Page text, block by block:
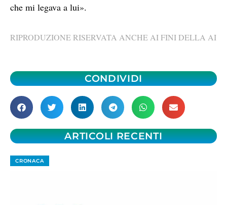
che mi legava a lui».
RIPRODUZIONE RISERVATA ANCHE AI FINI DELLA AI
CONDIVIDI
ARTICOLI RECENTI
CRONACA